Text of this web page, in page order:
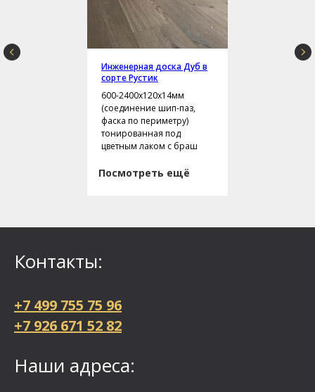
Инженерная доска Дуб в
сорте Рустик
600-2400х120х14мм
(соединение шип-паз,
фаска по периметру)
тонированная под
цветным лаком с браш
Посмотреть ещё
Контакты:
+7 499 755 75 96
+7 926 671 52 82
Наши адреса: